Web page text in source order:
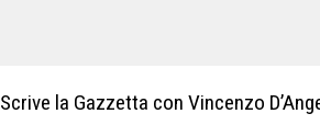
Scrive la Gazzetta con Vincenzo